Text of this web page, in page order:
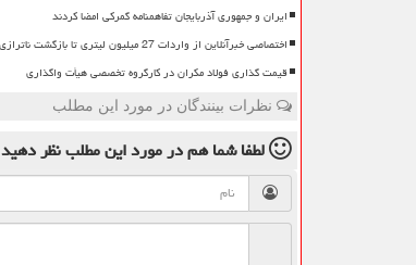
ایران و جمهوری آذربایجان تفاهمنامه گمرکی امضا کردند
اختصاصی خبرآنلاین از واردات 27 میلیون لیتری تا بازگشت ناترازی
قیمت گذاری فولاد مکران در کارگروه تخصصی هیأت واگذاری
نظرات بینندگان در مورد این مطلب
لطفا شما همدر مورد این مطلبنظر دهید